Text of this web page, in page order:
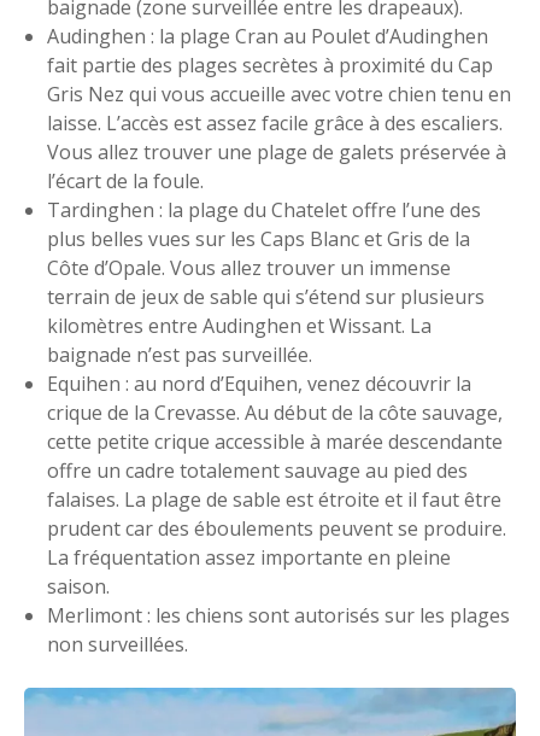
baignade (zone surveillée entre les drapeaux).
Audinghen : la plage Cran au Poulet d’Audinghen
fait partie des plages secrètes à proximité du Cap
Gris Nez qui vous accueille avec votre chien tenu en
laisse. L’accès est assez facile grâce à des escaliers.
Vous allez trouver une plage de galets préservée à
l’écart de la foule.
Tardinghen : la plage du Chatelet offre l’une des
plus belles vues sur les Caps Blanc et Gris de la
Côte d’Opale. Vous allez trouver un immense
terrain de jeux de sable qui s’étend sur plusieurs
kilomètres entre Audinghen et Wissant. La
baignade n’est pas surveillée.
Equihen : au nord d’Equihen, venez découvrir la
crique de la Crevasse. Au début de la côte sauvage,
cette petite crique accessible à marée descendante
offre un cadre totalement sauvage au pied des
falaises. La plage de sable est étroite et il faut être
prudent car des éboulements peuvent se produire.
La fréquentation assez importante en pleine
saison.
Merlimont : les chiens sont autorisés sur les plages
non surveillées.